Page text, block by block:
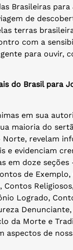
Brasileiras para
de
terras
com a
para ouvir,
do Brasil para
em sua
maioria do
Norte, revelam
e evidenciam
em doze
de
Contos
Logrado,
da Morte e
aspectos de